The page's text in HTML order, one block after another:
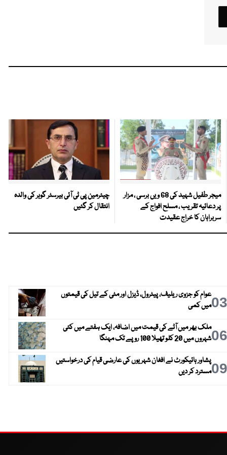
میجر طفیل شہید کی 68 ویں برسی ، مزار
پر دعائیہ تقریب ، مسلح افواج کے
سربراہان کا خراج عقیدت
چیئرمین پی ٹی آئی بیرسٹر گوہر کی والدہ
انتقال کر گئیں
03عوام کو جزوی ریلیف، پیٹرول، ڈیزل اور مٹی کے تیل کی قیمتوں
میں کمی
06ملک بھر میں آٹے کی قیمت میں اضافہ، ایک ہفتے میں کئی
شہروں میں 20 کلو تھیلا 100 روپے تک مہنگا
09پشاور ہائیکورٹ نے افغان شہریوں کی عارضی قیام کی درخواستیں
مسترد کر دیں